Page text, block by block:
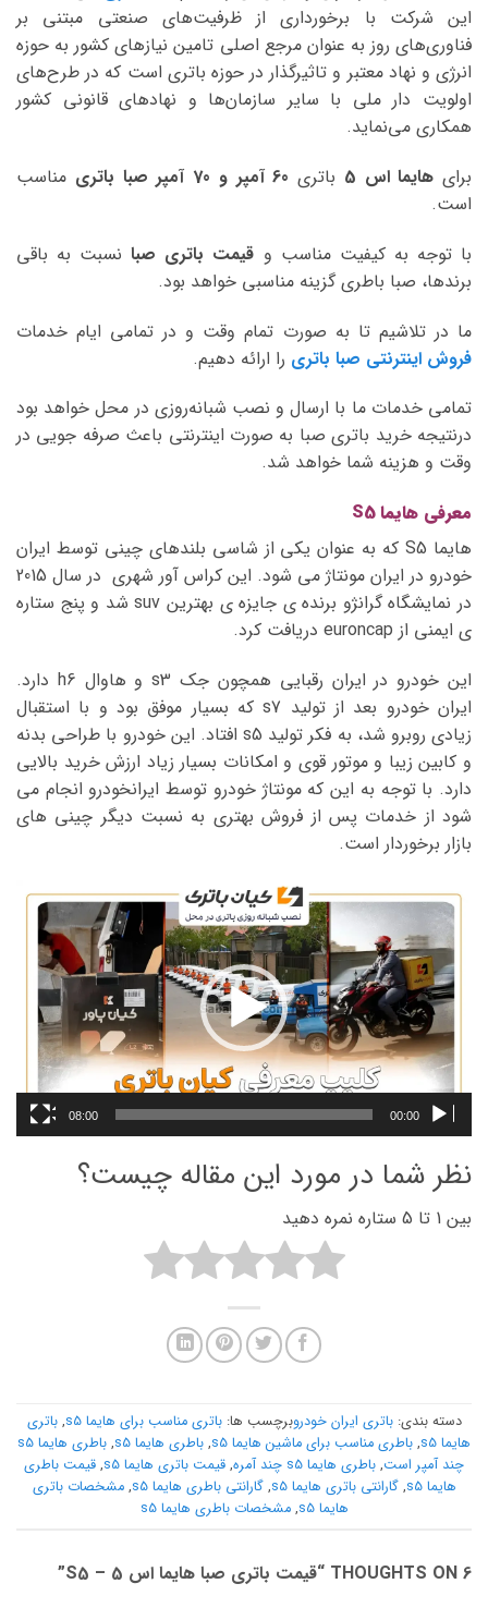
این شرکت با برخورداری از ظرفیت‌های صنعتی مبتنی بر
فناوری‌های روز به عنوان مرجع اصلی تامین نیازهای کشور به حوزه
انرژی و نهاد معتبر و تاثیرگذار در حوزه باتری است که در طرح‌های
اولویت دار ملی با سایر سازمان‌ها و نهادهای قانونی کشور
همکاری می‌نماید.
برای هایما اس 5 باتری باتری مناسب
است.
با توجه به کیفیت مناسب و قیمت باتری صبانسبت به باقی
برندها، صبا باطری گزینه مناسبی خواهد بود.
ما در تلاشیم تا به صورت تمام وقت و در تمامی ایام خدمات
فروش اینترنتی صبا باتری را ارائه دهیم.
تمامی خدمات ما با ارسال و نصب شبانه‌روزی در محل خواهد بود
درنتیجه خرید باتری صبا به صورت اینترنتی باعث صرفه جویی در
وقت و هزینه شما خواهد شد.
معرفی هایما S5
هایما S5 که به عنوان یکی از شاسی بلندهای چینی توسط ایران
خودرو در ایران مونتاژ می شود. این کراس آور شهری در سال 2015
در نمایشگاه گرانژو برنده ی جایزه ی بهترین suv شد و پنج ستاره
ی ایمنی از euroncap دریافت کرد.
این خودرو در ایران رقبایی همچون جک s3 و هاوال h6 دارد.
ایران خودرو بعد از تولید s7 که بسیار موفق بود و با استقبال
زیادی روبرو شد، به فکر تولید s5 افتاد. این خودرو با طراحی بدنه
و کابین زیبا و موتور قوی و امکانات بسیار زیاد ارزش خرید بالایی
دارد. با توجه به این که مونتاژ خودرو توسط ایرانخودرو انجام می
شود از خدمات پس از فروش بهتری به نسبت دیگر چینی های
بازار برخوردار است.
نمایشگر
ویدیو
00:00
08:00
نظر شما در مورد این مقاله چیست؟
بین 1 تا 5 ستاره نمره دهید
دسته بندی:باتری ایران خودروبرچسب ها:باتری مناسب برای هایما s5 ,باتری
هایما s5
, باطری مناسب برای ماشین هایما s5 , باطری هایما s5 ,
باطری هایما s5
چند آمپر است, باطری هایما s5 چند آمره , قیمت باتری هایما s5 , قیمت باطری
هایما s5
,گارانتی باتری هایما s5 ,گارانتی باطری هایما s5 ,مشخصات باتری
هایما s5
,مشخصات باطری هایما s5
6 THOUGHTS ON “ قیمت باتری صبا هایما اس 5 – S5
”